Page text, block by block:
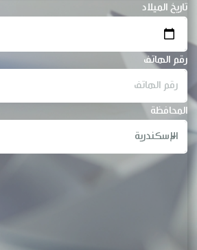
تاريخ الميلاد
رقم الهاتف
المحافظة